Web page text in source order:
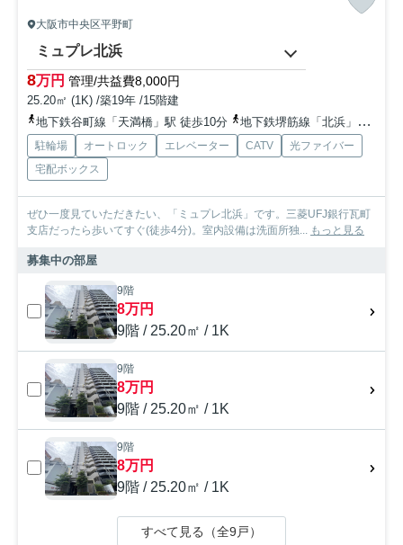
大阪市中央区平野町
ミュプレ北浜
8万円 管理/共益費8,000円
25.20㎡ (1K) /築19年 /15階建
地下鉄谷町線「天満橋」駅 徒歩10分
地下鉄堺筋線「北浜」駅 徒歩5分
駐輪場 オートロック エレベーター CATV
光ファイバー
宅配ボックス
ぜひ一度見ていただきたい、「ミュプレ北浜」です。三菱UFJ銀行瓦町
支店だったら歩いてすぐ(徒歩4分)。室内設備は洗面所独... もっと見る
募集中の部屋
9階
8万円
9階 / 25.20㎡ / 1K
9階
8万円
9階 / 25.20㎡ / 1K
9階
8万円
9階 / 25.20㎡ / 1K
すべて見る（全9戸）